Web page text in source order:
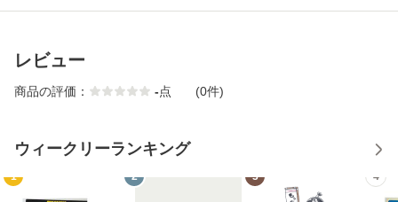
レビュー
商品の評価： -点 (0件)
ウィークリーランキング
1 2 3 4